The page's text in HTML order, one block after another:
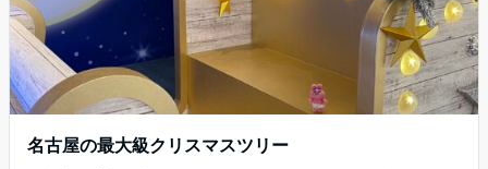
名古屋の最大級クリスマスツリー